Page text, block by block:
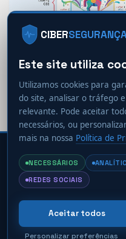
VULNERABILIDADES & CVES
O seu webmail confia
Esta investigação
2 dias ago
Ficha
Política de Cookies
Preferências de cookies
Cibersegurança.PT·
info@ciberseguranca.pt
CIBER
Este site utiliza
Utilizamos cookies para
do site, analisar o tráfego
relevante. Pode aceitar
necessários, ou
mais na nossa Política de
NECESSÁRIOS
REDES SOCIAIS
Aceitar todos
Personalizar preferências